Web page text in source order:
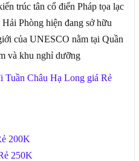
trúc tân cổ điển Pháp tọa lạc
Phòng hiện đang sở hữu
của UNESCO nằm tại Quần
và khu nghỉ dưỡng
Tuần Châu Hạ Long giá Rẻ
200K
250K